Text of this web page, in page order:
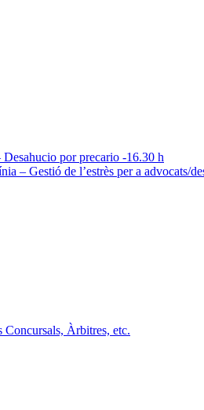
por precario -16.30 h
– Gestió de l’estrès per a advocats/
Àrbitres, etc.